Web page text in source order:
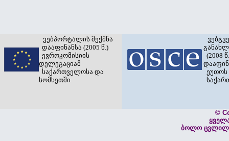
ვებპორტალის შექმნა
დააფინანსა (2005 წ.)
ევროკომისიის
დელეგაციამ
საქართველოსა და
სომხეთში
(2008
ეუთოს
©
ბოლო